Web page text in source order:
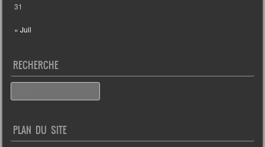
31
« Juil
RECHERCHE
PLAN DU SITE